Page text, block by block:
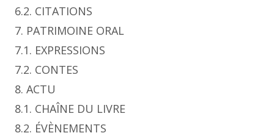
6.2. CITATIONS
7. PATRIMOINE ORAL
7.1. EXPRESSIONS
7.2. CONTES
8. ACTU
8.1. CHAÎNE DU LIVRE
8.2. ÉVÈNEMENTS